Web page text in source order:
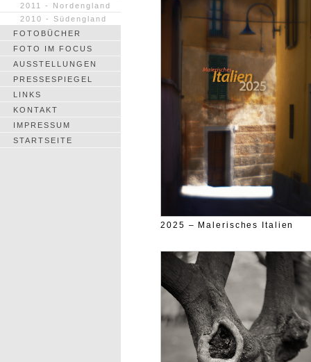
2011 - Nordengland
2010 - Südengland
FOTOBÜCHER
FOTO IM FOCUS
AUSSTELLUNGEN
PRESSESPIEGEL
LINKS
KONTAKT
IMPRESSUM
STARTSEITE
2025 – Malerisches Italien